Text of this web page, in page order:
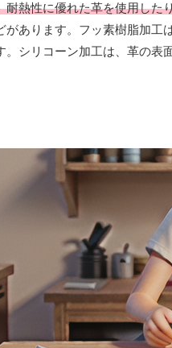
熱性に優れた革を使用し
があります。フッ素樹脂加
シリコーン加工は、革の